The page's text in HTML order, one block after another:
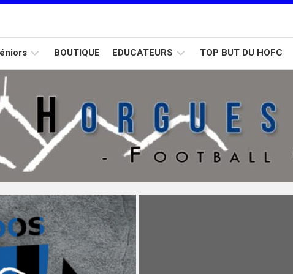
U15
Calendrier
D2
Calendrier
BOUTIQUE EDUCATEURS TOP BUT DU HOFC